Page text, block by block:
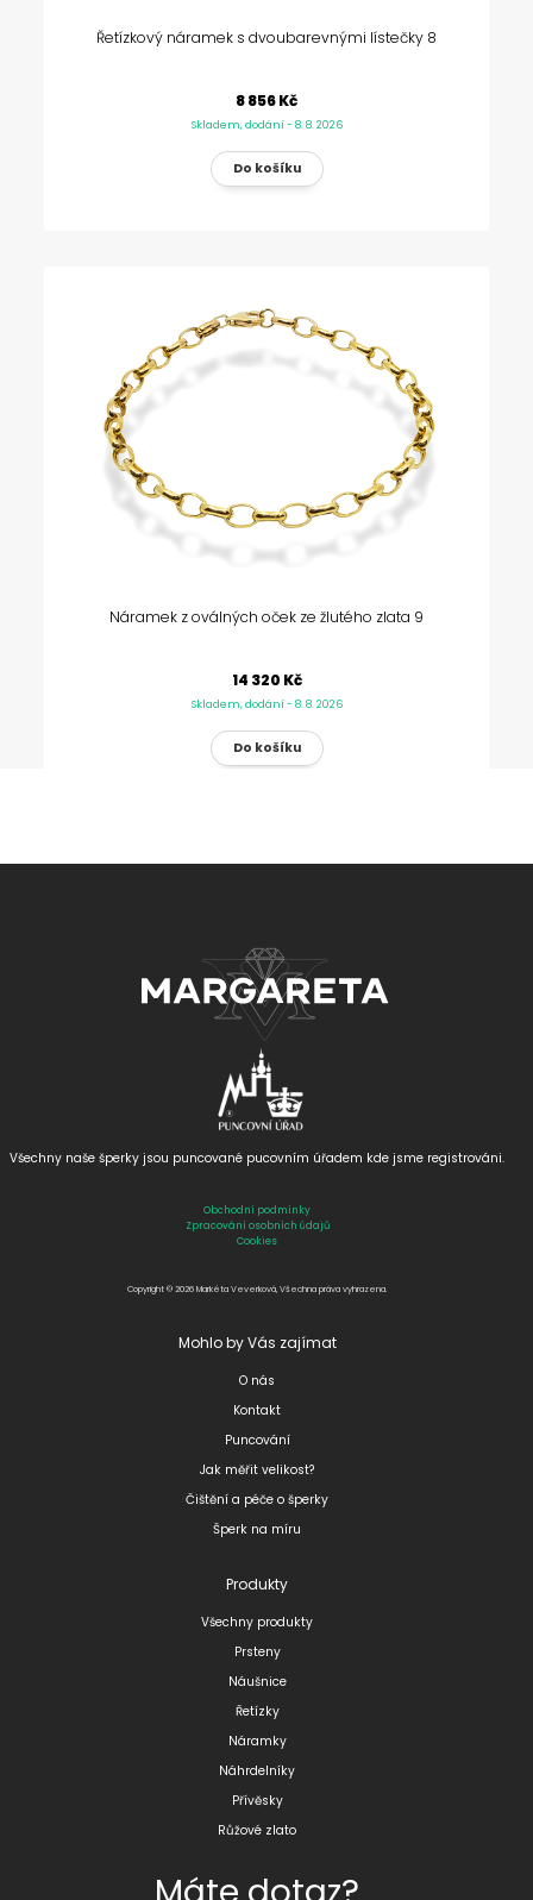
Řetízkový náramek s dvoubarevnými lístečky 8
8 856 Kč
Skladem, dodání - 8. 8. 2026
Náramek z oválných oček ze žlutého zlata 9
14 320 Kč
Skladem, dodání - 8. 8. 2026
Všechny naše šperky jsou puncované pucovním úřadem kde jsme registrováni.
Obchodní podmínky
Zpracování osobních údajů
Cookies
Copyright © 2026 Markéta Veverková, Všechna práva vyhrazena.
Mohlo by Vás zajímat
O nás
Kontakt
Puncování
Jak měřit velikost?
Čištění a péče o šperky
Šperk na míru
Produkty
Všechny produkty
Prsteny
Náušnice
Řetízky
Náramky
Náhrdelníky
Přívěsky
Růžové zlato